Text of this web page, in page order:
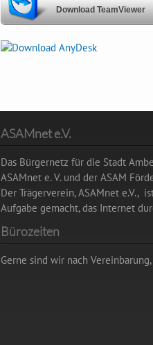
Download TeamViewer
ASAMnet e.V.
Das Bürgernetz für die Stadt
ASAMnet e. V. und der ASAM
Der Trägerverein, ASAMnet e.V.,
Aufgabe gemacht, das Internet
Bürozeiten
Gerne sind wir nach